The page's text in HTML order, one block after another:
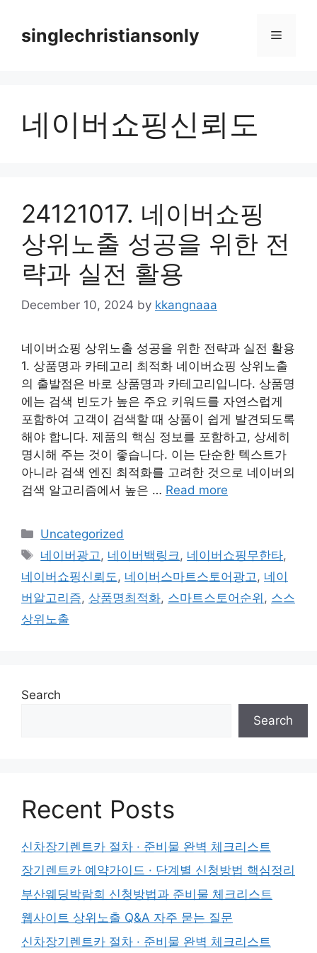
contentsinglechristiansonly Menu
네이버쇼핑신뢰도
24121017. 네이버쇼핑
상위노출 성공을 위한 전
략과 실전 활용
December 10, 2024 by kkangnaaa
네이버쇼핑 상위노출 성공을 위한 전략과 실전 활용
1. 상품명과 카테고리 최적화 네이버쇼핑 상위노출
의 출발점은 바로 상품명과 카테고리입니다. 상품명
에는 검색 빈도가 높은 주요 키워드를 자연스럽게
포함하여 고객이 검색할 때 상품이 쉽게 발견되도록
해야 합니다. 제품의 핵심 정보를 포함하고, 상세히
명시해 주는 것이 좋습니다. 이는 단순한 텍스트가
아니라 검색 엔진 최적화를 고려한 것으로 네이버의
검색 알고리즘에서 높은 … Read more
Categories
Uncategorized
Tags
네이버광고 , 네이버백링크 , 네이버쇼핑무한타,
네이버쇼핑신뢰도 , 네이버스마트스토어광고 , 네이
버알고리즘, 상품명최적화, 스마트스토어순위 , 스스
상위노출
Search
Search
Recent Posts
신차장기렌트카 절차 · 준비물 완벽 체크리스트
장기렌트카 예약가이드 · 단계별 신청방법 핵심정리
부산웨딩박람회 신청방법과 준비물 체크리스트
웹사이트 상위노출 Q&A 자주 묻는 질문
신차장기렌트카 절차 · 준비물 완벽 체크리스트